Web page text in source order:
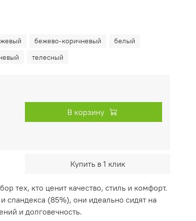
бежево-коричневый
белый
телесный
В корзину
Купить в 1 клик
тех, кто ценит качество, стиль и комфорт.
спандекса (85%), они идеально сидят на
и долговечность.